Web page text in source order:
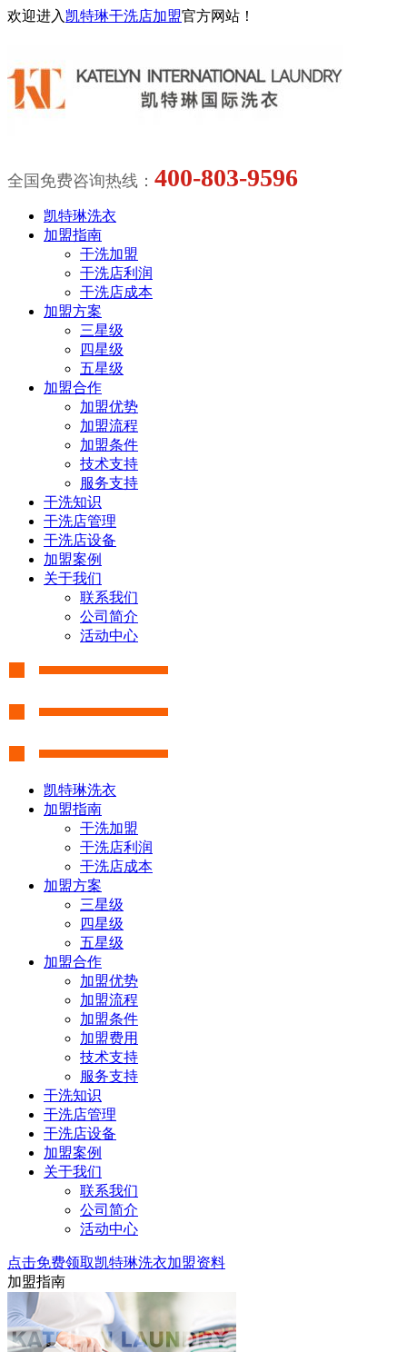
欢迎进入凯特琳干洗店加盟官方网站！
全国免费咨询热线： 400-803-9596
凯特琳洗衣
加盟指南
干洗加盟
干洗店利润
干洗店成本
加盟方案
三星级
四星级
五星级
加盟合作
加盟优势
加盟流程
加盟条件
技术支持
服务支持
干洗知识
干洗店管理
干洗店设备
加盟案例
关于我们
联系我们
公司简介
活动中心
凯特琳洗衣
加盟指南
干洗加盟
干洗店利润
干洗店成本
加盟方案
三星级
四星级
五星级
加盟合作
加盟优势
加盟流程
加盟条件
加盟费用
技术支持
服务支持
干洗知识
干洗店管理
干洗店设备
加盟案例
关于我们
联系我们
公司简介
活动中心
点击免费领取凯特琳洗衣加盟资料
加盟指南